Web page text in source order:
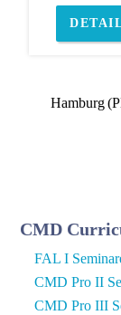
Hamburg
CMD
FAL I
CMD Pro II
CMD Pro III